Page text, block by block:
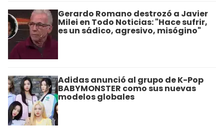
Gerardo Romano destrozó a Javier
Milei en Todo Noticias: "Hace sufrir,
es un sádico, agresivo, misógino"
Adidas anunció al grupo de K-Pop
BABYMONSTER como sus nuevas
modelos globales